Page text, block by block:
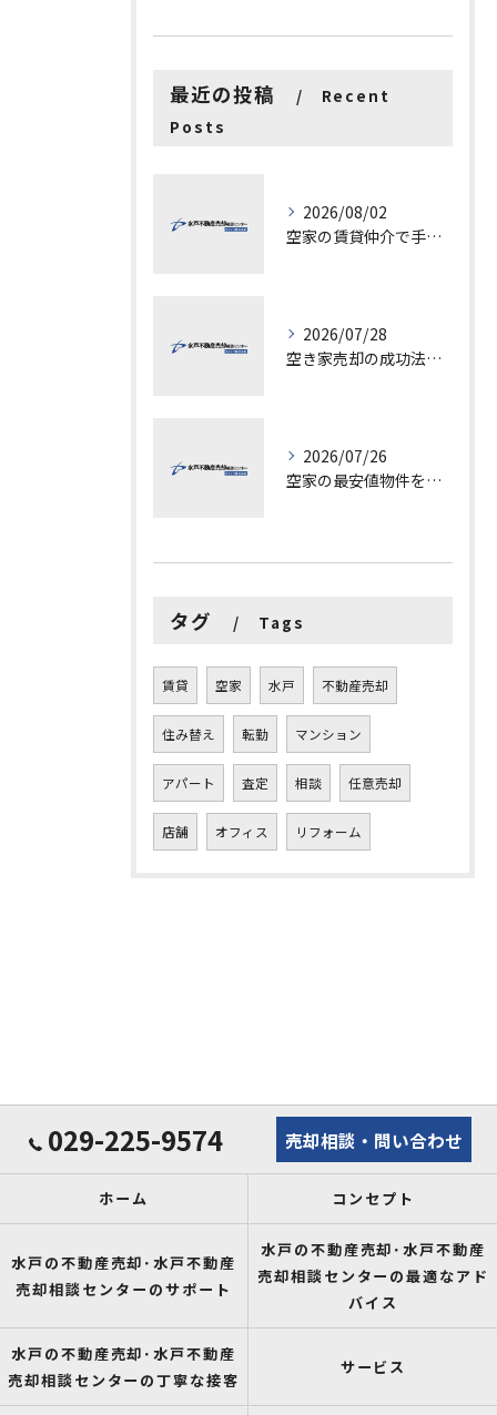
最近の投稿
Recent
Posts
2026/08/02
空家の賃貸仲介で手数料と上限を徹底解説し200万円物件の注意点も紹介
2026/07/28
空き家売却の成功法と注意点
2026/07/26
空家の最安値物件を茨城県水戸市つくば市で探す方法と賢い売却ポイントを徹底解説
タグ Tags
賃貸 空家 水戸 不動産売却
住み替え 転勤 マンション
アパート 査定 相談 任意売却
店舗 オフィス リフォーム
029-225-9574 売却相談・問い合わせ
ホーム コンセプト
水戸の不動産売却･水戸不動産
売却相談センターのサポート
水戸の不動産売却･水戸不動産
売却相談センターの最適なアド
バイス
水戸の不動産売却･水戸不動産
売却相談センターの丁寧な接客
サービス